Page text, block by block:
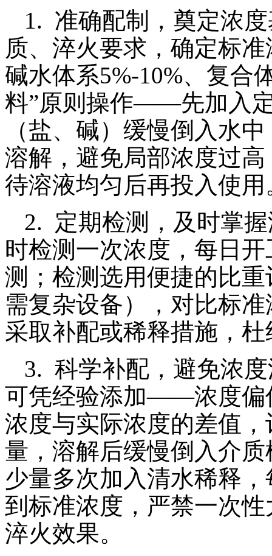
1. 准确配制，奠定浓
质、淬火要求，确定标
碱水体系5%-10%、复合
料”原则操作——先加入
（盐、碱）缓慢倒入水
溶解，避免局部浓度过
待溶液均匀后再投入使用
2. 定期检测，及时掌
时检测一次浓度，每日
测；检测选用便捷的比
需复杂设备），对比标
采取补配或稀释措施，
3. 科学补配，避免浓
可凭经验添加——浓度偏
浓度与实际浓度的差值
量，溶解后缓慢倒入介
少量多次加入清水稀释
到标准浓度，严禁一次
淬火效果。